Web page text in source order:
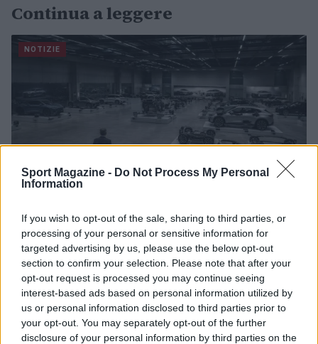
Sport Magazine - Do Not Process My Personal
Information
If you wish to opt-out of the sale, sharing to third parties, or
processing of your personal or sensitive information for
targeted advertising by us, please use the below opt-out
section to confirm your selection. Please note that after your
opt-out request is processed you may continue seeing
interest-based ads based on personal information utilized by
us or personal information disclosed to third parties prior to
your opt-out. You may separately opt-out of the further
disclosure of your personal information by third parties on the
Continua a leggere
NOTIZIE
Governo italiano insiste su neutralità tecnologica per
auto elettriche e ibride
Francesca Lombardi · 7 Ago 2026
NOTIZIE